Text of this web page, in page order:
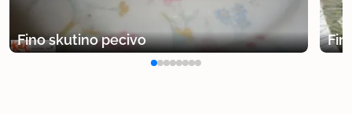
Fino skutino pecivo